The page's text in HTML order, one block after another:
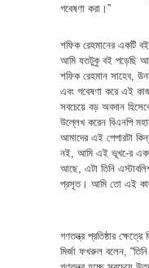
গবেষণা করা।”
শফিক রেহমানের একটি
আমি যতটুকু বই পড়েছি
শফিক রেহমান সাহেব,
এবং গবেষণা করে এই
সবচেয়ে বড় অবদান
উল্লেখ করেন বিএনপি
আমাদের এই পেপারটা
নই, আমি এই ভূখ-ের
আছে, এটা তিনি এস্টাবলিশ
প্রসূত। আমি তো এই
গণতন্ত্র প্রতিষ্ঠার
মির্জা ফখরুল বলেন,